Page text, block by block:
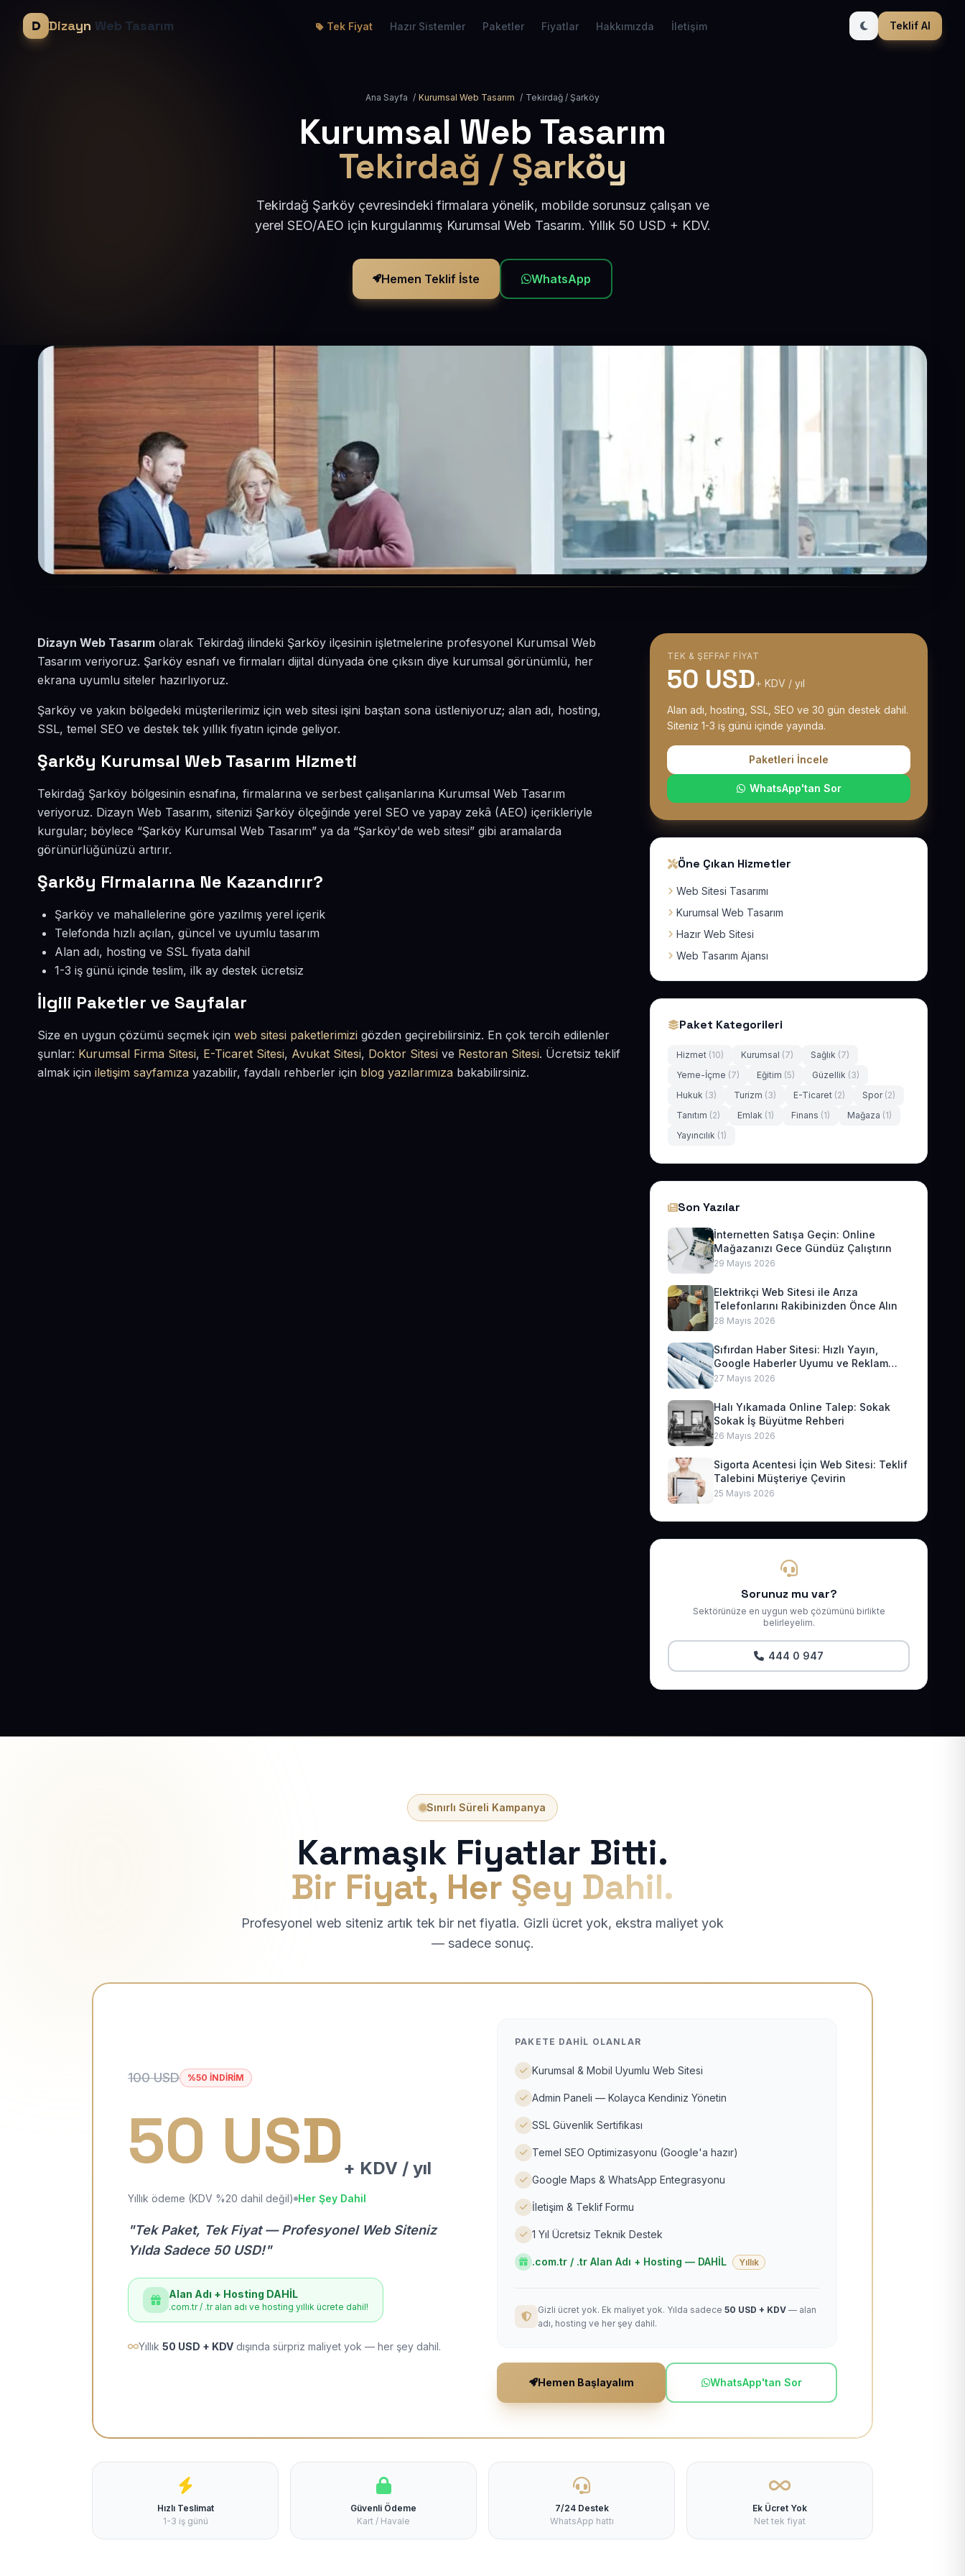
Dizayn Web Tasarım Tek Fiyat Hazır Sistemler Paketler Fiyatlar Hakkımızda İletişim Teklif Al
Ana Sayfa / Kurumsal Web Tasarım / Tekirdağ / Şarköy
Kurumsal Web Tasarım
Tekirdağ / Şarköy
Tekirdağ Şarköy çevresindeki firmalara yönelik, mobilde sorunsuz çalışan ve
yerel SEO/AEO için kurgulanmış Kurumsal Web Tasarım. Yıllık 50 USD + KDV.
Hemen Teklif İste WhatsApp
Dizayn Web Tasarım olarak Tekirdağ ilindeki Şarköy ilçesinin işletmelerine profesyonel Kurumsal Web
Tasarım veriyoruz. Şarköy esnafı ve firmaları dijital dünyada öne çıksın diye kurumsal görünümlü, her
ekrana uyumlu siteler hazırlıyoruz.
Şarköy ve yakın bölgedeki müşterilerimiz için web sitesi işini baştan sona üstleniyoruz; alan adı, hosting,
SSL, temel SEO ve destek tek yıllık fiyatın içinde geliyor.
Şarköy Kurumsal Web Tasarım Hizmeti
Tekirdağ Şarköy bölgesinin esnafına, firmalarına ve serbest çalışanlarına Kurumsal Web Tasarım
veriyoruz. Dizayn Web Tasarım, sitenizi Şarköy ölçeğinde yerel SEO ve yapay zekâ (AEO) içerikleriyle
kurgular; böylece “Şarköy Kurumsal Web Tasarım” ya da “Şarköy'de web sitesi” gibi aramalarda
görünürlüğünüzü artırır.
Şarköy Firmalarına Ne Kazandırır?
Şarköy ve mahallelerine göre yazılmış yerel içerik
Telefonda hızlı açılan, güncel ve uyumlu tasarım
Alan adı, hosting ve SSL fiyata dahil
1-3 iş günü içinde teslim, ilk ay destek ücretsiz
İlgili Paketler ve Sayfalar
Size en uygun çözümü seçmek için web sitesi paketlerimizi gözden geçirebilirsiniz. En çok tercih edilenler
şunlar: Kurumsal Firma Sitesi, E-Ticaret Sitesi, Avukat Sitesi, Doktor Sitesi ve Restoran Sitesi. Ücretsiz teklif
almak için iletişim sayfamıza yazabilir, faydalı rehberler için blog yazılarımıza bakabilirsiniz.
TEK & ŞEFFAF FIYAT
50 USD+ KDV / yıl
Alan adı, hosting, SSL, SEO ve 30 gün destek dahil.
Siteniz 1-3 iş günü içinde yayında.
Paketleri İncele
WhatsApp'tan Sor
Öne Çıkan Hizmetler
Web Sitesi Tasarımı
Kurumsal Web Tasarım
Hazır Web Sitesi
Web Tasarım Ajansı
Paket Kategorileri
Hizmet (10) Kurumsal (7) Sağlık (7)
Yeme-İçme (7) Eğitim (5) Güzellik (3)
Hukuk (3) Turizm (3) E-Ticaret (2) Spor (2)
Tanıtım (2) Emlak (1) Finans (1) Mağaza (1)
Yayıncılık (1)
Son Yazılar
İnternetten Satışa Geçin: Online
Mağazanızı Gece Gündüz Çalıştırın
29 Mayıs 2026
Elektrikçi Web Sitesi ile Arıza
Telefonlarını Rakibinizden Önce Alın
28 Mayıs 2026
Sıfırdan Haber Sitesi: Hızlı Yayın,
Google Haberler Uyumu ve Reklam
Geliri
27 Mayıs 2026
Halı Yıkamada Online Talep: Sokak
Sokak İş Büyütme Rehberi
26 Mayıs 2026
Sigorta Acentesi İçin Web Sitesi: Teklif
Talebini Müşteriye Çevirin
25 Mayıs 2026
Sorunuz mu var?
Sektörünüze en uygun web çözümünü birlikte
belirleyelim.
444 0 947
Sınırlı Süreli Kampanya
Karmaşık Fiyatlar Bitti.
Bir Fiyat, Her Şey Dahil.
Profesyonel web siteniz artık tek bir net fiyatla. Gizli ücret yok, ekstra maliyet yok
— sadece sonuç.
100 USD %50 İNDİRİM
50 USD + KDV / yıl
Yıllık ödeme (KDV %20 dahil değil) Her Şey Dahil
"Tek Paket, Tek Fiyat — Profesyonel Web Siteniz
Yılda Sadece 50 USD!"
Alan Adı + Hosting DAHİL
.com.tr / .tr alan adı ve hosting yıllık ücrete dahil!
Yıllık 50 USD + KDV dışında sürpriz maliyet yok — her şey dahil.
PAKETE DAHIL OLANLAR
Kurumsal & Mobil Uyumlu Web Sitesi
Admin Paneli — Kolayca Kendiniz Yönetin
SSL Güvenlik Sertifikası
Temel SEO Optimizasyonu (Google'a hazır)
Google Maps & WhatsApp Entegrasyonu
İletişim & Teklif Formu
1 Yıl Ücretsiz Teknik Destek
.com.tr / .tr Alan Adı + Hosting — DAHİL Yıllık
Gizli ücret yok. Ek maliyet yok. Yılda sadece 50 USD + KDV — alan
adı, hosting ve her şey dahil.
Hemen Başlayalım WhatsApp'tan Sor
Hızlı Teslimat
1-3 iş günü
Güvenli Ödeme
Kart / Havale
7/24 Destek
WhatsApp hattı
Ek Ücret Yok
Net tek fiyat